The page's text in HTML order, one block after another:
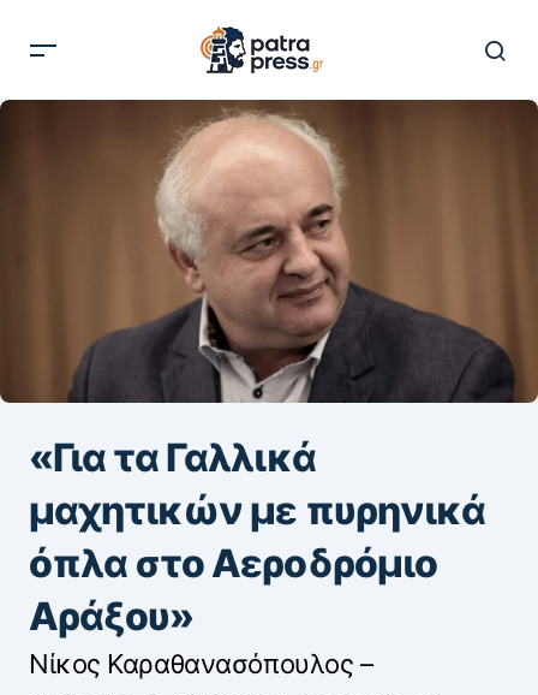
«Για τα Γαλλικά
μαχητικών με πυρηνικά
όπλα στο Αεροδρόμιο
Αράξου»
Νίκος Καραθανασόπουλος –